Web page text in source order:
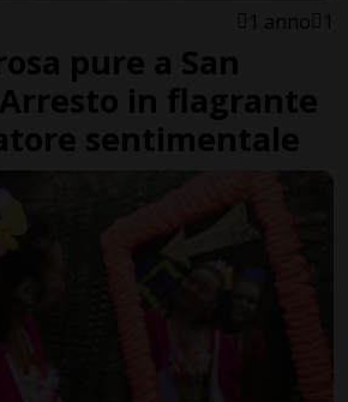
1 anno 1
pure a San
in flagrante
sentimentale